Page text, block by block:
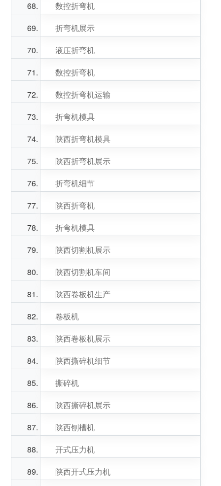
数控折弯机
折弯机展示
液压折弯机
数控折弯机
数控折弯机运输
折弯机模具
陕西折弯机模具
陕西折弯机展示
折弯机细节
陕西折弯机
折弯机模具
陕西切割机展示
陕西切割机车间
陕西卷板机生产
卷板机
陕西卷板机展示
陕西撕碎机细节
撕碎机
陕西撕碎机展示
陕西刨槽机
开式压力机
陕西开式压力机